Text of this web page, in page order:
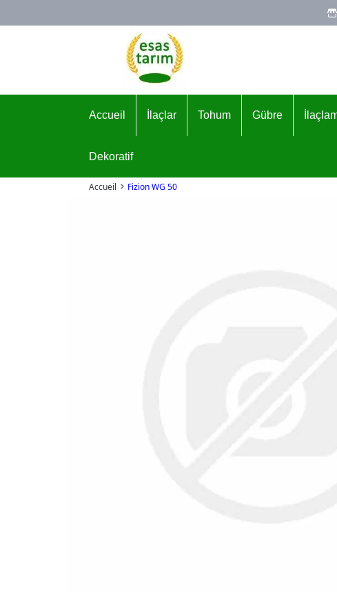
Logo
Accueil İlaçlar Tohum Gübre
Dekoratif
Accueil Fizion WG 50